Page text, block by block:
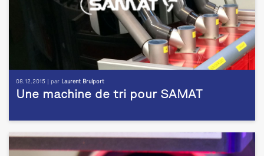
08.12.2015 | par Laurent Brulport
Une machine de tri pour SAMAT